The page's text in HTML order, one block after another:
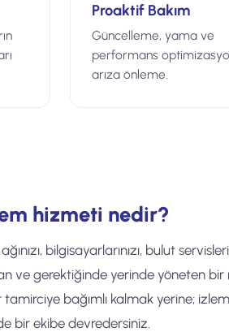
Proaktif Bakım
Güncelleme, yama ve
performans
arıza önleme.
hizmeti nedir?
ağınızı, bilgisayarlarınızı, bulut
ve gerektiğinde yerinde yöneten
tamirciye bağımlı kalmak yerine;
bir ekibe devredersiniz.